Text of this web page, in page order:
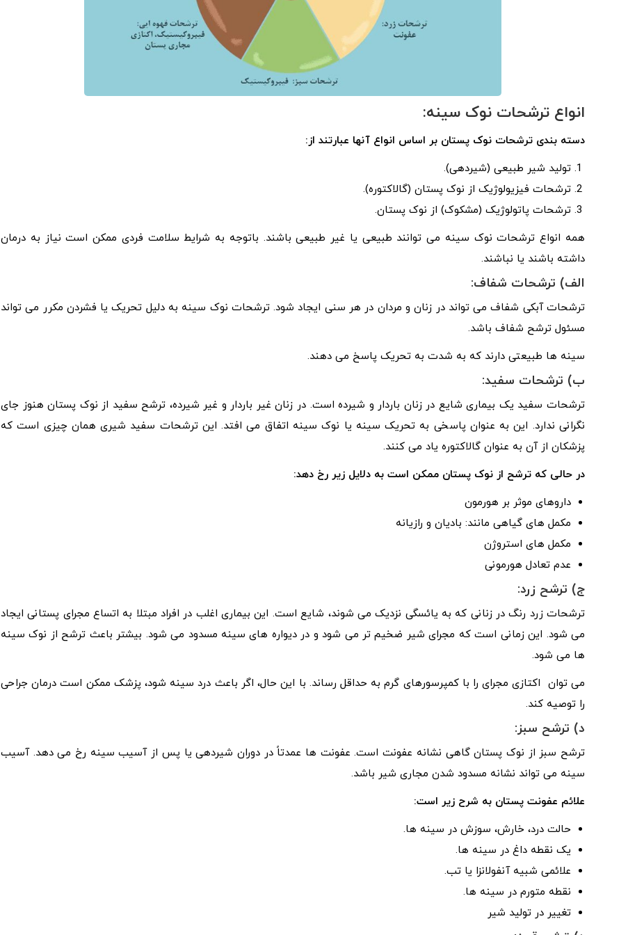
انواع ترشحات نوک سینه:
دسته بندی ترشحات نوک پستان بر اساس انواع آنها عبارتند از:
تولید شیر طبیعی (شیردهی).
ترشحات فیزیولوژیک از نوک پستان (گالاکتوره).
ترشحات پاتولوژیک (مشکوک) از نوک پستان.
همه انواع ترشحات نوک سینه می توانند طبیعی یا غیر طبیعی باشند. باتوجه به شرایط سلامت فردی ممکن است نیاز به درمان
داشته باشند یا نباشند.
الف) ترشحات شفاف:
ترشحات آبکی شفاف می تواند در زنان و مردان در هر سنی ایجاد شود. ترشحات نوک سینه به دلیل تحریک یا فشردن مکرر می تواند
مسئول ترشح شفاف باشد.
سینه ها طبیعتی دارند که به شدت به تحریک پاسخ می دهند.
ب) ترشحات سفید:
ترشحات سفید یک بیماری شایع در زنان باردار و شیرده است. در زنان غیر باردار و غیر شیرده، ترشح سفید از نوک پستان هنوز جای
نگرانی ندارد. این به عنوان پاسخی به تحریک سینه یا نوک سینه اتفاق می افتد. این ترشحات سفید شیری همان چیزی است که
پزشکان از آن به عنوان گالاکتوره یاد می کنند.
در حالی که ترشح از نوک پستان ممکن است به دلایل زیر رخ دهد:
داروهای موثر بر هورمون
مکمل های گیاهی مانند: بادیان و رازیانه
مکمل های استروژن
عدم تعادل هورمونی
ج) ترشح زرد:
ترشحات زرد رنگ در زنانی که به یائسگی نزدیک می شوند، شایع است. این بیماری اغلب در افراد مبتلا به اتساع مجرای پستانی ایجاد
می شود. این زمانی است که مجرای شیر ضخیم تر می شود و در دیواره های سینه مسدود می شود. بیشتر باعث ترشح از نوک سینه
ها می شود.
می توان اکتازی مجرای را با کمپرسورهای گرم به حداقل رساند. با این حال، اگر باعث درد سینه شود، پزشک ممکن است درمان جراحی
را توصیه کند.
د) ترشح سبز:
ترشح سبز از نوک پستان گاهی نشانه عفونت است. عفونت ها عمدتاً در دوران شیردهی یا پس از آسیب سینه رخ می دهد. آسیب
سینه می تواند نشانه مسدود شدن مجاری شیر باشد.
علائم عفونت پستان به شرح زیر است:
حالت درد، خارش، سوزش در سینه ها.
یک نقطه داغ در سینه ها.
علائمی شبیه آنفولانزا یا تب.
نقطه متورم در سینه ها.
تغییر در تولید شیر